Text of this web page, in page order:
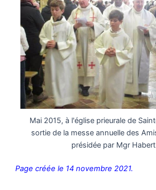
Mai 2015, à l'église prieurale de
sortie de la messe annuelle des
présidée par Mgr
Page créée le 14 novembre 2021.